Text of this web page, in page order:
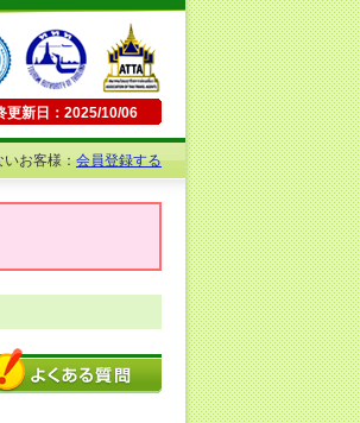
更新日：2025/10/06
お客様：会員登録する